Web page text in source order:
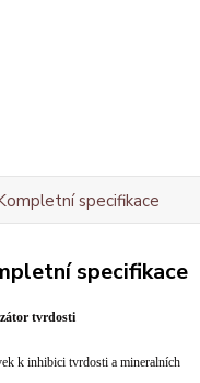
specifikace
specifikace
tvrdosti
k inhibici tvrdosti a mineralních